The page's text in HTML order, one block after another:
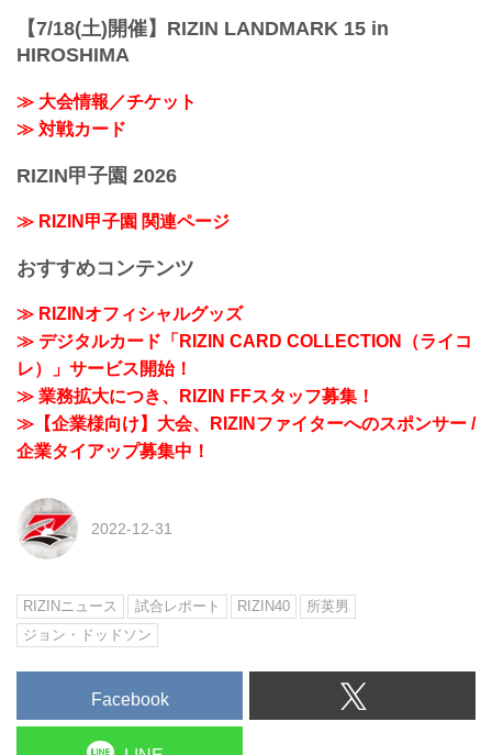
【7/18(土)開催】RIZIN LANDMARK 15 in
HIROSHIMA
≫ 大会情報／チケット
≫ 対戦カード
RIZIN甲子園 2026
≫ RIZIN甲子園 関連ページ
おすすめコンテンツ
≫ RIZINオフィシャルグッズ
≫ デジタルカード「RIZIN CARD COLLECTION（ライコ
レ）」サービス開始！
≫ 業務拡大につき、RIZIN FFスタッフ募集！
≫【企業様向け】大会、RIZINファイターへのスポンサー /
企業タイアップ募集中！
2022-12-31
RIZINニュース 試合レポート RIZIN40
所英男
ジョン・ドッドソン
Facebook